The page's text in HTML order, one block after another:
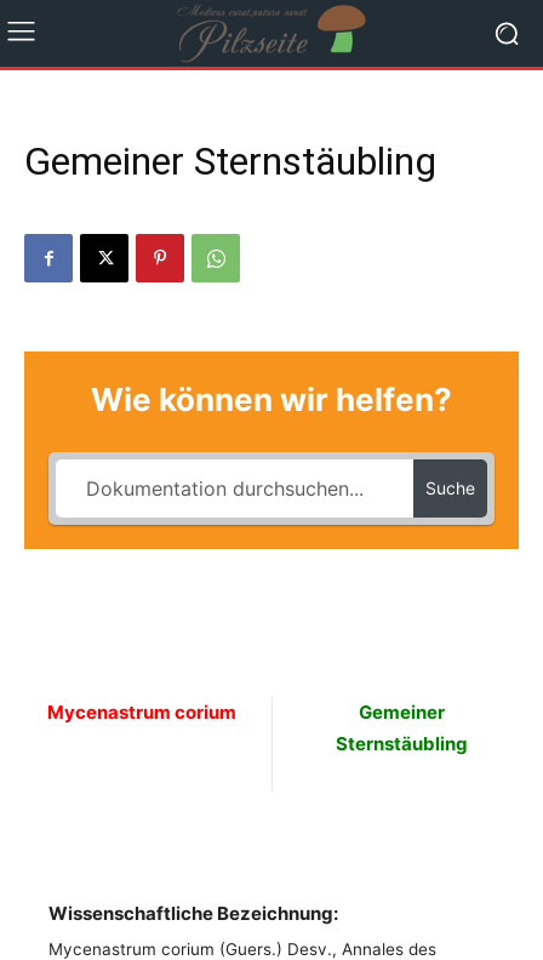
Gemeiner Sternstäubling
Wie können wir helfen?
Suche
Mycenastrum corium
Gemeiner
Sternstäubling
Wissenschaftliche Bezeichnung:
Mycenastrum corium (Guers.) Desv., Annales des